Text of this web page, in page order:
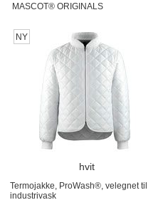
MASCOT® ORIGINALS
NY
hvit
Termojakke, ProWash®, velegnet til
industrivask